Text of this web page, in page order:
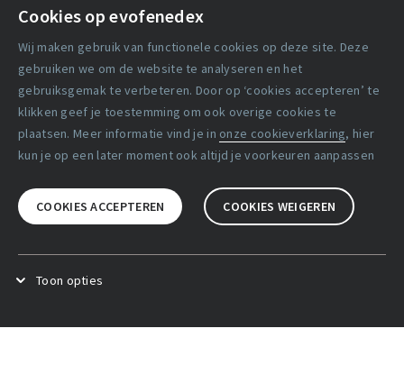
Cookies op evofenedex
Wij maken gebruik van functionele cookies op deze site. Deze
gebruiken we om de website te analyseren en het
gebruiksgemak te verbeteren. Door op ‘cookies accepteren’ te
klikken geef je toestemming om ook overige cookies te
plaatsen. Meer informatie vind je in onze cookieverklaring, hier
kun je op een later moment ook altijd je voorkeuren aanpassen
COOKIES ACCEPTEREN COOKIES WEIGEREN
Toon opties
Algemene voorwaarden
Cookie verklaring
Copyright statement
Lidmaatschapsvoorwaarden
Disclaimer
Privacy verklaring